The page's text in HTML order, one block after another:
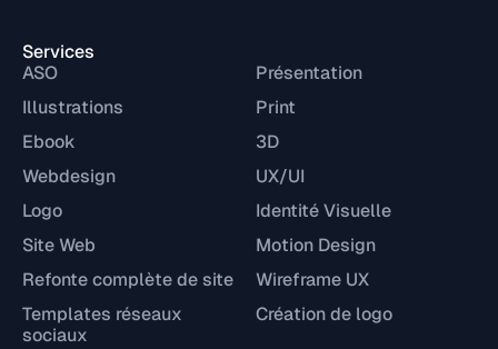
Services
ASO
Présentation
Illustrations
Print
Ebook
3D
Webdesign
UX/UI
Logo
Identité Visuelle
Site Web
Motion Design
Refonte complète de site
Wireframe UX
Templates réseaux
sociaux
Création de logo